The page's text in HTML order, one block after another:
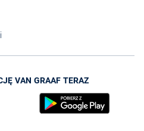
VAN GRAAF TERAZ